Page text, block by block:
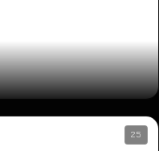
25